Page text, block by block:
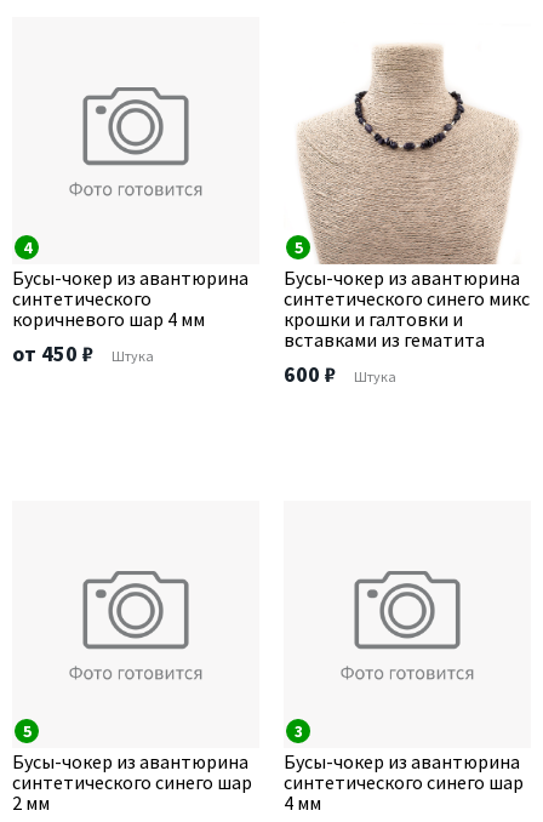
4
Бусы-чокер из авантюрина
синтетического
коричневого шар 4 мм
от 450 ₽ Штука
5
Бусы-чокер из авантюрина
синтетического синего микс
крошки и галтовки и
вставками из гематита
600 ₽ Штука
5
Бусы-чокер из авантюрина
синтетического синего шар
2 мм
3
Бусы-чокер из авантюрина
синтетического синего шар
4 мм